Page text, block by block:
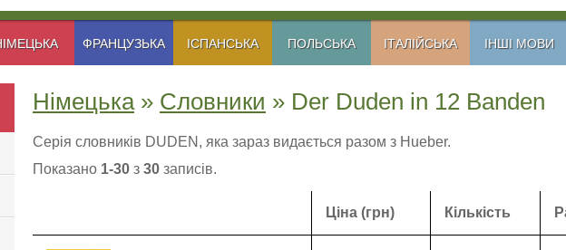
ФРАНЦУЗЬКА ІСПАНСЬКА ПОЛЬСЬКА ІТАЛІЙСЬКА ІНШІ МОВИ
Німецька» Словники » Der Duden in 12 Banden
Cерія словників DUDEN, яка зараз видається разом з Hueber.
Показано 1-30 з 30 записів.
Ціна (грн) Кількість